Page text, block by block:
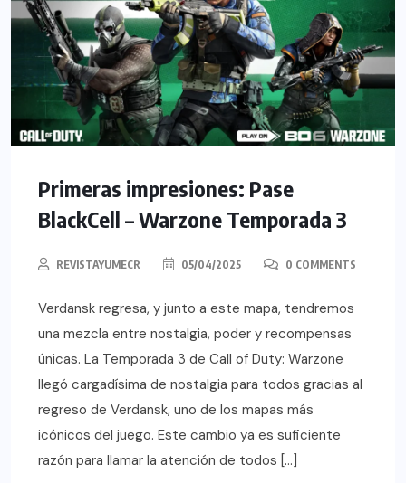
Primeras impresiones: Pase
BlackCell – Warzone Temporada 3
REVISTAYUMECR 05/04/2025 0 COMMENTS
Verdansk regresa, y junto a este mapa, tendremos
una mezcla entre nostalgia, poder y recompensas
únicas. La Temporada 3 de Call of Duty: Warzone
llegó cargadísima de nostalgia para todos gracias al
regreso de Verdansk, uno de los mapas más
icónicos del juego. Este cambio ya es suficiente
razón para llamar la atención de todos […]